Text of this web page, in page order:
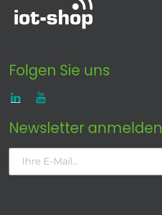
Folgen Sie uns
Newsletter anmelden